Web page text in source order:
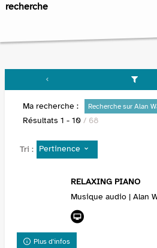
recherche
Ma recherche : Recherche sur Alan
Résultats 1 - 10 / 68
Tri : Pertinence
RELAXING PIANO
Musique audio | Alan
Plus d'infos